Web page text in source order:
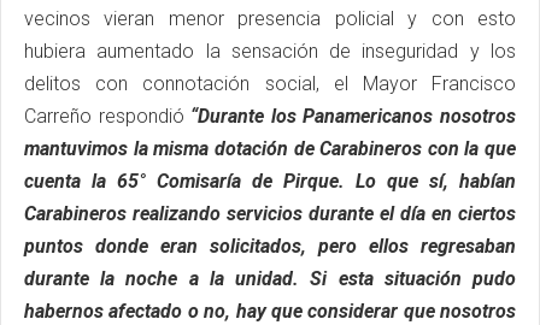
vecinos vieran menor presencia policial y con esto
hubiera aumentado la sensación de inseguridad y los
delitos con connotación social, el Mayor Francisco
Carreño respondió “Durante los Panamericanos nosotros
mantuvimos la misma dotación de Carabineros con la que
cuenta la 65° Comisaría de Pirque. Lo que sí, habían
Carabineros realizando servicios durante el día en ciertos
puntos donde eran solicitados, pero ellos regresaban
durante la noche a la unidad. Si esta situación pudo
habernos afectado o no, hay que considerar que nosotros